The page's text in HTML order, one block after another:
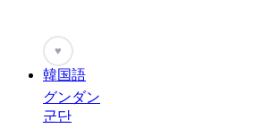
♥
韓国語
グンダン
군단